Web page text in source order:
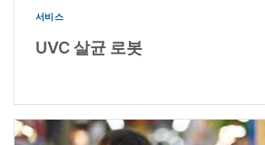
서비스
UVC 살균 로봇